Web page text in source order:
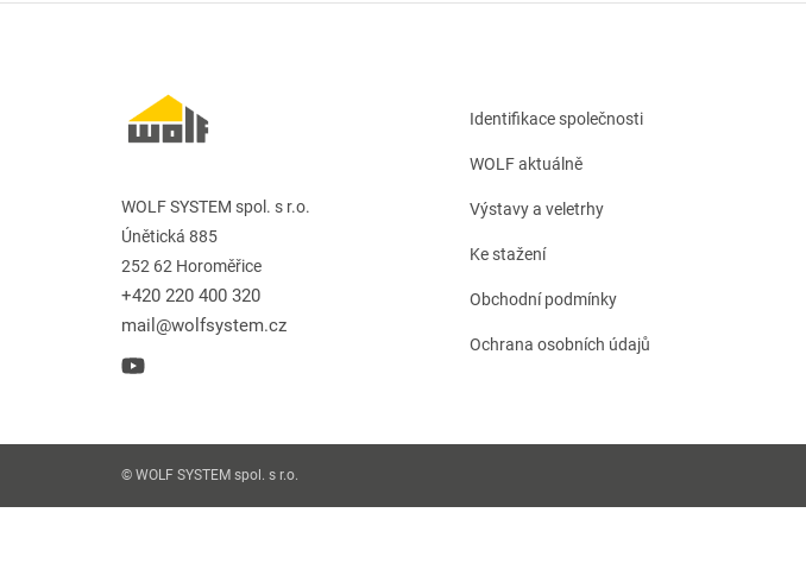
WOLF SYSTEM spol. s r.o.
Únětická 885
252 62 Horoměřice
+420 220 400 320
mail@wolfsystem.cz
Identifikace společnosti
WOLF aktuálně
Výstavy a veletrhy
Ke stažení
Obchodní podmínky
Ochrana osobních údajů
© WOLF SYSTEM spol. s r.o.